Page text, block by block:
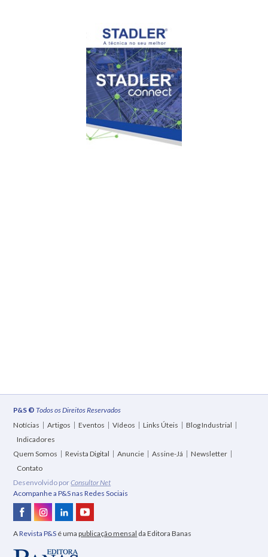
P&S © Todos os Direitos Reservados
Notícias
Artigos Eventos Vídeos Links Úteis
Blog Industrial
Indicadores
Quem Somos
Revista Digital Anuncie Assine-Já
Newsletter
Contato
Desenvolvido porConsultor Net
Acompanhe a P&S nas Redes Sociais
ARevista P&S é umapublicação mensal da Editora Banas